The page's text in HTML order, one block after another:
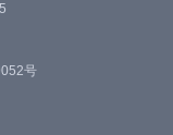
号